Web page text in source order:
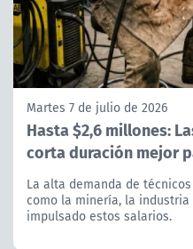
Martes 7 de julio de 2026
Hasta $2,6 millones:
corta duración mejor
La alta demanda de
como la minería, la
impulsado estos salarios.